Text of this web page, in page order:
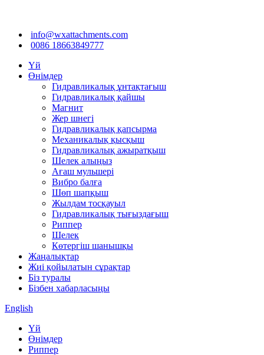
info@wxattachments.com
0086 18663849777
Үй
Өнімдер
Гидравликалық ұнтақтағыш
Гидравликалық қайшы
Магнит
Жер шнегі
Гидравликалық қапсырма
Механикалық қысқыш
Гидравликалық ажыратқыш
Шелек алыңыз
Ағаш мульшері
Вибро балға
Шөп шапқыш
Жылдам тосқауыл
Гидравликалық тығыздағыш
Риппер
Шелек
Көтергіш шанышқы
Жаңалықтар
Жиі қойылатын сұрақтар
Біз туралы
Бізбен хабарласыңы
English
Үй
Өнімдер
Риппер